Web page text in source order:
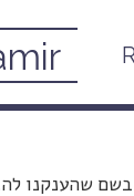
שהענקנו לה.